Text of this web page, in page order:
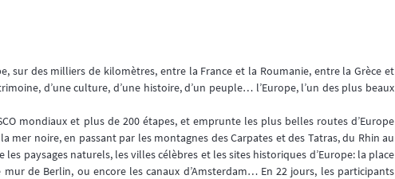
sur des milliers de kilomètres, entre la France et la Roumanie, entre la Grèce et
d’une culture, d’une histoire, d’un peuple… l’Europe, l’un des plus beaux
mondiaux et plus de 200 étapes, et emprunte les plus belles routes d’Europe
mer noire, en passant par les montagnes des Carpates et des Tatras, du Rhin au
paysages naturels, les villes célèbres et les sites historiques d’Europe: la place
mur de Berlin, ou encore les canaux d’Amsterdam… En 22 jours, les participants